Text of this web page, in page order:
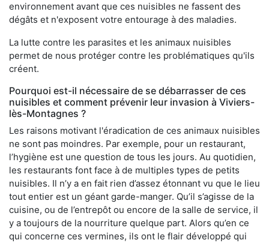
environnement avant que ces nuisibles ne fassent des
dégâts et n'exposent votre entourage à des maladies.
La lutte contre les parasites et les animaux nuisibles
permet de nous protéger contre les problématiques qu'ils
créent.
Pourquoi est-il nécessaire de se débarrasser de ces
nuisibles et comment prévenir leur invasion à Viviers-
lès-Montagnes ?
Les raisons motivant l'éradication de ces animaux nuisibles
ne sont pas moindres. Par exemple, pour un restaurant,
l’hygiène est une question de tous les jours. Au quotidien,
les restaurants font face à de multiples types de petits
nuisibles. Il n’y a en fait rien d’assez étonnant vu que le lieu
tout entier est un géant garde-manger. Qu’il s’agisse de la
cuisine, ou de l’entrepôt ou encore de la salle de service, il
y a toujours de la nourriture quelque part. Alors qu’en ce
qui concerne ces vermines, ils ont le flair développé qui